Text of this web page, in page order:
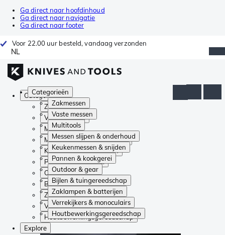
Ga direct naar hoofdinhoud
Ga direct naar navigatie
Ga direct naar footer
Voor 22.00 uur besteld, vandaag verzonden
NL
Categorieën
Zakmessen
Vaste messen
Multitools
Messen slijpen & onderhoud
Keukenmessen & snijden
Pannen & kookgerei
Outdoor & gear
Bijlen & tuingereedschap
Zaklampen & batterijen
Verrekijkers & monoculairs
Houtbewerkingsgereedschap
Categorieën
Zakmessen
Vaste messen
Multitools
Messen slijpen & onderhoud
Keukenmessen & snijden
Pannen & kookgerei
Outdoor & gear
Bijlen & tuingereedschap
Zaklampen & batterijen
Verrekijkers & monoculairs
Houtbewerkingsgereedschap
Explore